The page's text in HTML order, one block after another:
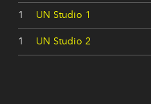
1 UN Studio 1
1 UN Studio 2